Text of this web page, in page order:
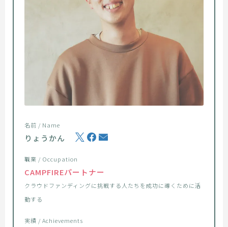
名前 / Name
りょうかん
職業 / Occupation
CAMPFIREパートナー
クラウドファンディングに挑戦する人たちを成功に導くために活
動する
実績 / Achievements